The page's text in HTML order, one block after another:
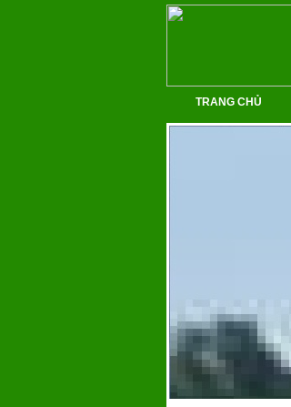
TRANG CHỦ